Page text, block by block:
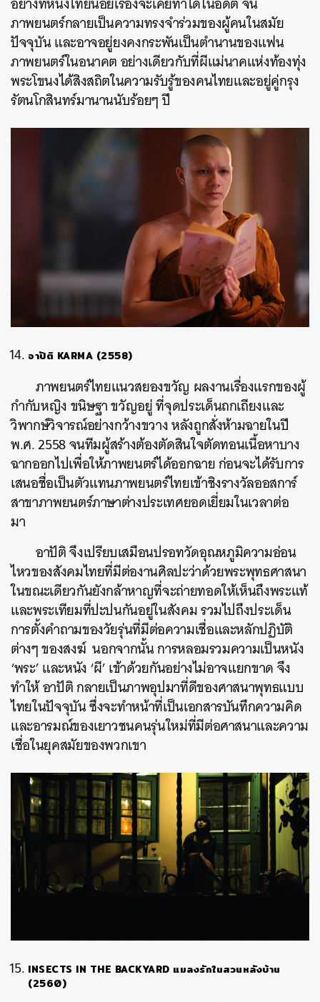
ภาพยนตร์กลายเป็นความทรงจำร่วมของผู้คนในสมัย
ปัจจุบัน และอาจอยู่ยงคงกระพันเป็นตำนานของแฟน
ภาพยนตร์ในอนาคต อย่างเดียวกับที่ผีแม่นาคแห่งท้องทุ่ง
พระโขนงได้สิงสถิตในความรับรู้ของคนไทยและอยู่คู่กรุง
รัตนโกสินทร์มานานนับร้อยๆ ปี
อาปัติ KARMA (2558)
ภาพยนตร์ไทยแนวสยองขวัญ ผลงานเรื่องแรกของผู้
กำกับหญิง ขนิษฐา ขวัญอยู่ ที่จุดประเด็นถกเถียงและ
วิพากษ์วิจารณ์อย่างกว้างขวาง หลังถูกสั่งห้ามฉายในปี
พ.ศ. 2558 จนทีมผู้สร้างต้องตัดสินใจตัดทอนเนื้อหาบาง
ฉากออกไปเพื่อให้ภาพยนตร์ได้ออกฉาย ก่อนจะได้รับการ
เสนอชื่อเป็นตัวแทนภาพยนตร์ไทยเข้าชิงรางวัลออสการ์
สาขาภาพยนตร์ภาษาต่างประเทศยอดเยี่ยมในเวลาต่อ
มา
อาปัติ จึงเปรียบเสมือนปรอทวัดอุณหภูมิความอ่อน
ไหวของสังคมไทยที่มีต่องานศิลปะว่าด้วยพระพุทธศาสนา
ในขณะเดียวกันยังกล้าหาญที่จะถ่ายทอดให้เห็นถึงพระแท้
และพระเทียมที่ปะปนกันอยู่ในสังคม รวมไปถึงประเด็น
การตั้งคำถามของวัยรุ่นที่มีต่อความเชื่อและหลักปฏิบัติ
ต่างๆ ของสงฆ์ นอกจากนั้น การหลอมรวมความเป็นหนัง
‘พระ’ และหนัง ‘ผี’ เข้าด้วยกันอย่างไม่อาจแยกขาด จึง
ทำให้ อาปัติ กลายเป็นภาพอุปมาที่ดีของศาสนาพุทธแบบ
ไทยในปัจจุบัน ซึ่งจะทำหน้าที่เป็นเอกสารบันทึกความคิด
และอารมณ์ของเยาวชนคนรุ่นใหม่ที่มีต่อศาสนาและความ
เชื่อในยุคสมัยของพวกเขา
INSECTS IN THE BACKYARD แมลงรักในสวนหลังบ้าน
(2560)